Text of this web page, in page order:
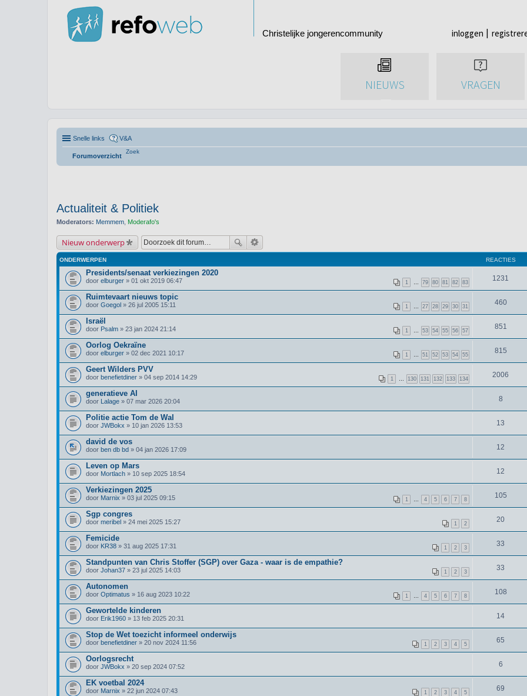
Christelijke jongerencommunity inloggen
NIEUWS VRAGEN
Snelle links V&A
Forumoverzicht
Zoek
Actualiteit & Politiek
Moderators: Memmem Moderafo's
Nieuw onderwerp
ONDERWERPEN REACTIES
Presidents/senaat verkiezingen 2020
1 … 79 80 81 82 83
door elburger » 01 okt 2019 06:47 1231
Ruimtevaart nieuws topic
1 … 27 28 29 30 31
door Goegol » 26 jul 2005 15:11 460
Israël
1 … 53 54 55 56 57
door Psalm » 23 jan 2024 21:14 851
Oorlog Oekraïne
1 … 51 52 53 54 55
door elburger » 02 dec 2021 10:17 815
Geert Wilders PVV
1 … 130 131 132 133 134
door benefietdiner » 04 sep 2014 14:29 2006
generatieve AI
door Lalage » 07 mar 2026 20:04 8
Politie actie Tom de Wal
door JWBokx » 10 jan 2026 13:53 13
david de vos
door ben db bd » 04 jan 2026 17:09 12
Leven op Mars
door Mortlach » 10 sep 2025 18:54 12
Verkiezingen 2025
1 … 4 5 6 7 8
door Marnix » 03 jul 2025 09:15 105
Sgp congres
1 2
door meribel » 24 mei 2025 15:27 20
Femicide
1 2 3
door KR38 » 31 aug 2025 17:31 33
Standpunten van Chris Stoffer (SGP) over Gaza - waar is de empathie?
1 2 3
door Johan37 » 23 jul 2025 14:03 33
Autonomen
1 … 4 5 6 7 8
door Optimatus » 16 aug 2023 10:22 108
Gewortelde kinderen
door Erik1960 » 13 feb 2025 20:31 14
Stop de Wet toezicht informeel onderwijs
1 2 3 4 5
door benefietdiner » 20 nov 2024 11:56 65
Oorlogsrecht
door JWBokx » 20 sep 2024 07:52 6
EK voetbal 2024
1 2 3 4 5
door Marnix » 22 jun 2024 07:43 69